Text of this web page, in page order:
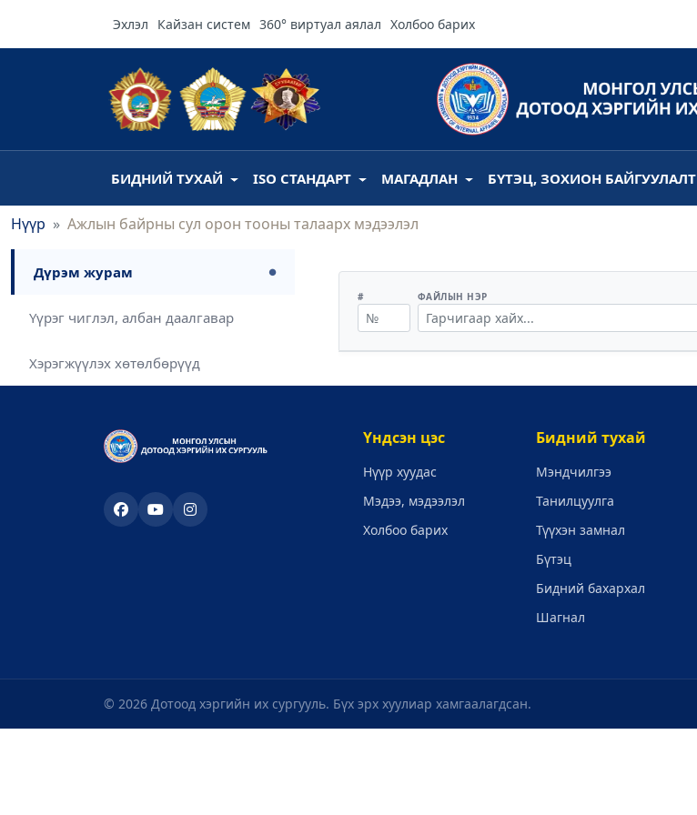
Эхлэл Кайзан систем 360° виртуал аялал Холбоо барих
БИДНИЙ ТУХАЙ ISO СТАНДАРТ МАГАДЛАН БҮТЭЦ, ЗОХИОН БАЙГУУЛАЛТ
Нүүр Ажлын байрны сул орон тооны талаарх мэдээлэл
Дүрэм журам ●
Үүрэг чиглэл, албан даалгавар
Хэрэгжүүлэх хөтөлбөрүүд
# ФАЙЛЫН НЭР
Үндсэн цэс
Нүүр хуудас
Мэдээ, мэдээлэл
Холбоо барих
Бидний тухай
Мэндчилгээ
Танилцуулга
Түүхэн замнал
Бүтэц
Бидний бахархал
Шагнал
© 2026 Дотоод хэргийн их сургууль. Бүх эрх хуулиар хамгаалагдсан.